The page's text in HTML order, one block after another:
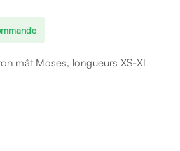
mât Moses, longueurs XS-XL